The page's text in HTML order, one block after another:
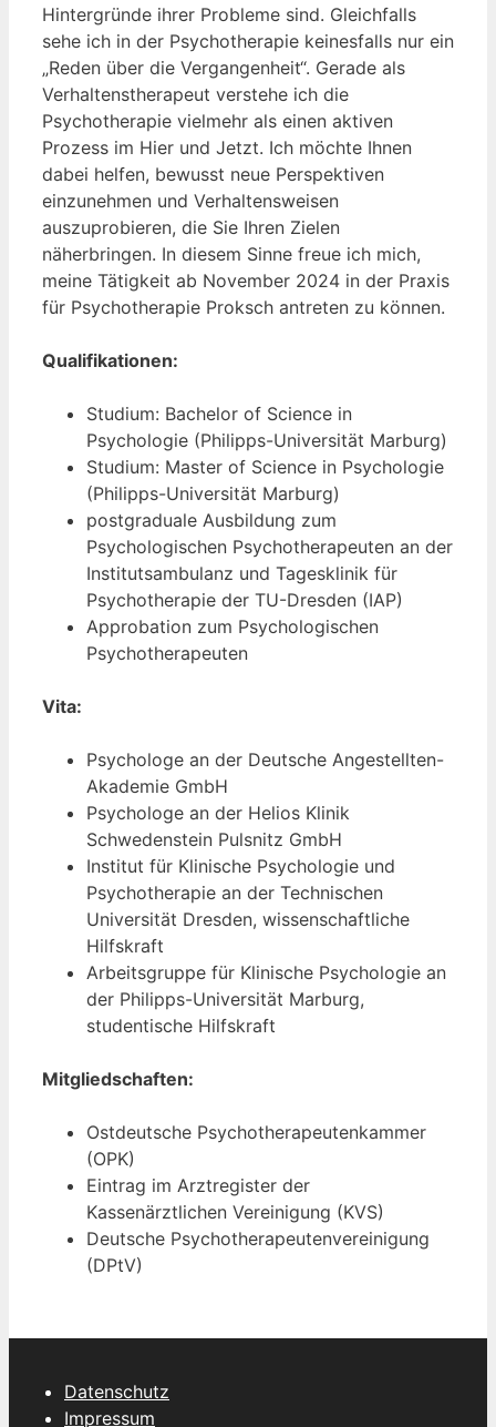
Hintergründe ihrer Probleme sind. Gleichfalls
sehe ich in der Psychotherapie keinesfalls nur ein
„Reden über die Vergangenheit“. Gerade als
Verhaltenstherapeut verstehe ich die
Psychotherapie vielmehr als einen aktiven
Prozess im Hier und Jetzt. Ich möchte Ihnen
dabei helfen, bewusst neue Perspektiven
einzunehmen und Verhaltensweisen
auszuprobieren, die Sie Ihren Zielen
näherbringen. In diesem Sinne freue ich mich,
meine Tätigkeit ab November 2024 in der Praxis
für Psychotherapie Proksch antreten zu können.
Qualifikationen:
Studium: Bachelor of Science in
Psychologie (Philipps-Universität Marburg)
Studium: Master of Science in Psychologie
(Philipps-Universität Marburg)
postgraduale Ausbildung zum
Psychologischen Psychotherapeuten an der
Institutsambulanz und Tagesklinik für
Psychotherapie der TU-Dresden (IAP)
Approbation zum Psychologischen
Psychotherapeuten
Vita:
Psychologe an der Deutsche Angestellten-
Akademie GmbH
Psychologe an der Helios Klinik
Schwedenstein Pulsnitz GmbH
Institut für Klinische Psychologie und
Psychotherapie an der Technischen
Universität Dresden, wissenschaftliche
Hilfskraft
Arbeitsgruppe für Klinische Psychologie an
der Philipps-Universität Marburg,
studentische Hilfskraft
Mitgliedschaften:
Ostdeutsche Psychotherapeutenkammer
(OPK)
Eintrag im Arztregister der
Kassenärztlichen Vereinigung (KVS)
Deutsche Psychotherapeutenvereinigung
(DPtV)
Datenschutz
Impressum